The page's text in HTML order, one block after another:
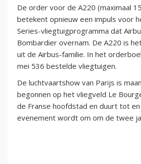
De order voor de A220 (maximaal
betekent opnieuw een impuls voor
Series-vliegtuigprogramma dat
Bombardier overnam. De A220 is
uit de Airbus-familie. In het
mei 536 bestelde vliegtuigen.
De luchtvaartshow van Parijs is
begonnen op het vliegveld Le
de Franse hoofdstad en duurt tot
evenement wordt om om de twee